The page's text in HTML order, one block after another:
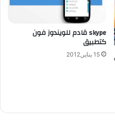
skype قادم للويندوز فون
كتطبيق
15 يناير,2012